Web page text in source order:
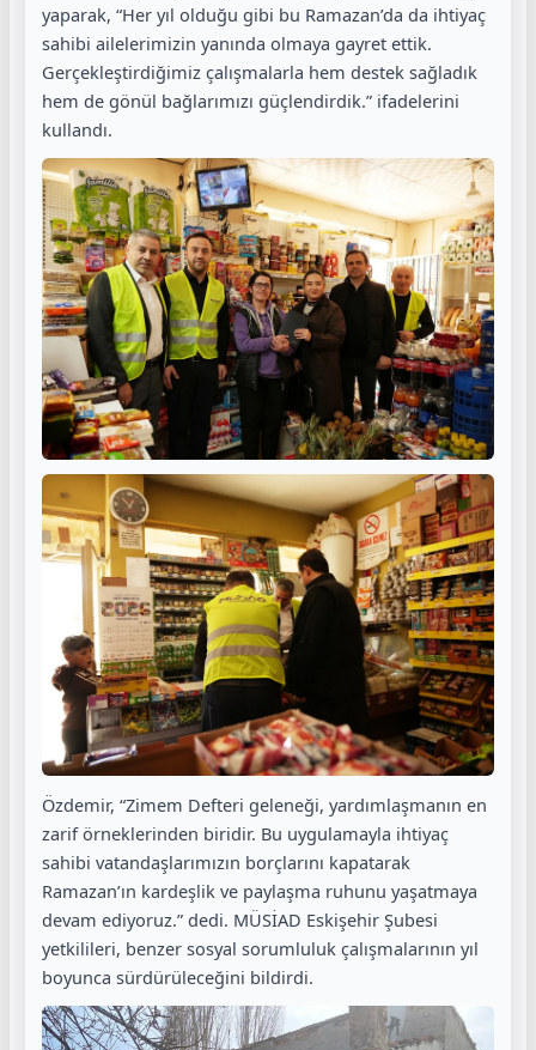
yaparak, “Her yıl olduğu gibi bu Ramazan’da da ihtiyaç
sahibi ailelerimizin yanında olmaya gayret ettik.
Gerçekleştirdiğimiz çalışmalarla hem destek sağladık
hem de gönül bağlarımızı güçlendirdik.” ifadelerini
kullandı.
Özdemir, “Zimem Defteri geleneği, yardımlaşmanın en
zarif örneklerinden biridir. Bu uygulamayla ihtiyaç
sahibi vatandaşlarımızın borçlarını kapatarak
Ramazan’ın kardeşlik ve paylaşma ruhunu yaşatmaya
devam ediyoruz.” dedi. MÜSİAD Eskişehir Şubesi
yetkilileri, benzer sosyal sorumluluk çalışmalarının yıl
boyunca sürdürüleceğini bildirdi.